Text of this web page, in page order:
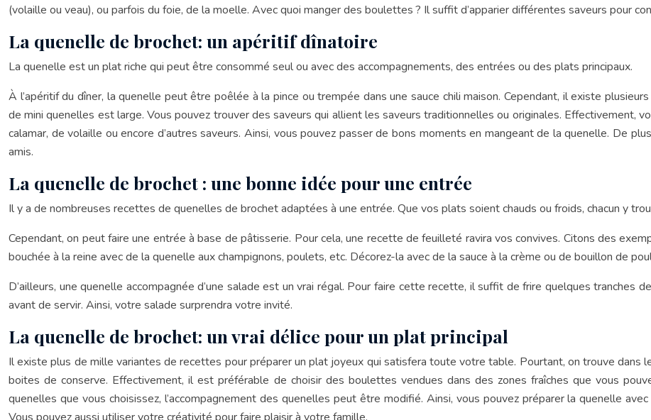
(volaille ou veau), ou parfois du foie, de la moelle. Avec quoi manger des boulettes ? Il suffit d’apparier différentes saveurs pour
La quenelle de brochet: un apéritif dînatoire
La quenelle est un plat riche qui peut être consommé seul ou avec des accompagnements, des entrées ou des plats principaux.
À l’apéritif du dîner, la quenelle peut être poêlée à la pince ou trempée dans une sauce chili maison. Cependant, il existe
de mini quenelles est large. Vous pouvez trouver des saveurs qui allient les saveurs traditionnelles ou originales. Effectivement,
calamar, de volaille ou encore d’autres saveurs. Ainsi, vous pouvez passer de bons moments en mangeant de la quenelle. De
amis.
La quenelle de brochet : une bonne idée pour une entrée
Il y a de nombreuses recettes de quenelles de brochet adaptées à une entrée. Que vos plats soient chauds ou froids, chacun y
Cependant, on peut faire une entrée à base de pâtisserie. Pour cela, une recette de feuilleté ravira vos convives. Citons des
bouchée à la reine avec de la quenelle aux champignons, poulets, etc. Décorez-la avec de la sauce à la crème ou de bouillon de
D’ailleurs, une quenelle accompagnée d’une salade est un vrai régal. Pour faire cette recette, il suffit de frire quelques tranches
avant de servir. Ainsi, votre salade surprendra votre invité.
La quenelle de brochet: un vrai délice pour un plat principal
Il existe plus de mille variantes de recettes pour préparer un plat joyeux qui satisfera toute votre table. Pourtant, on trouve dans
boites de conserve. Effectivement, il est préférable de choisir des boulettes vendues dans des zones fraîches que vous
quenelles que vous choisissez, l’accompagnement des quenelles peut être modifié. Ainsi, vous pouvez préparer la quenelle